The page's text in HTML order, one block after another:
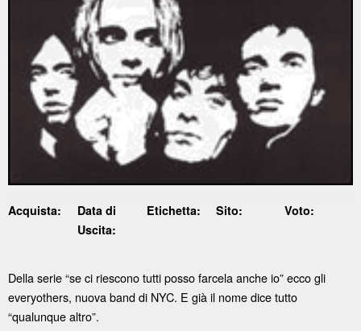
Acquista:
Data di
Uscita:
Etichetta: Sito: Voto:
Della serie “se ci riescono tutti posso farcela anche io” ecco gli
everyothers, nuova band di NYC. E già il nome dice tutto
“qualunque altro”.